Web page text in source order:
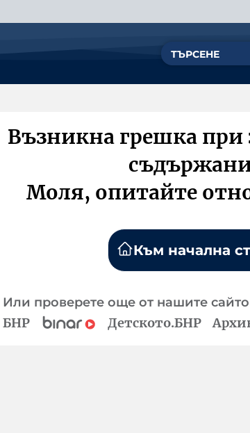
Възникна грешка при
Моля, опитайте
Към начална
Или проверете още от нашите
БНР Детското.БНР